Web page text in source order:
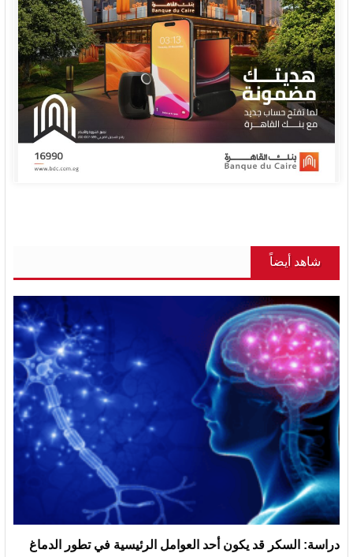
شاهد أيضاً
دراسة: السكر قد يكون أحد العوامل الرئيسية في تطور الدماغ